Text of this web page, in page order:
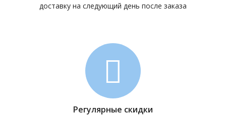
доставку на следующий день после заказа
Регулярные скидки